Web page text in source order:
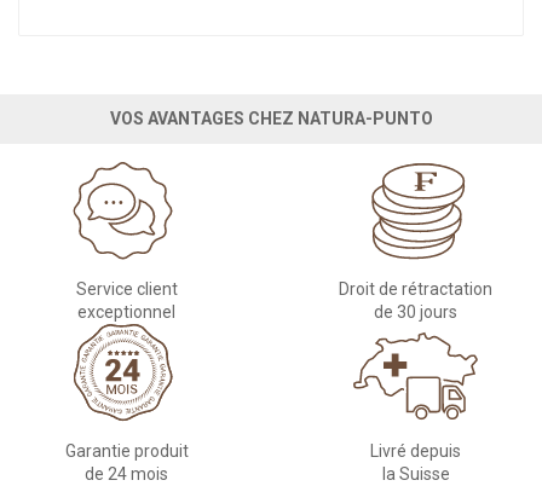
VOS AVANTAGES CHEZ NATURA-PUNTO
Service client
exceptionnel
Droit de rétractation
de 30 jours
Garantie produit
de 24 mois
Livré depuis
la Suisse